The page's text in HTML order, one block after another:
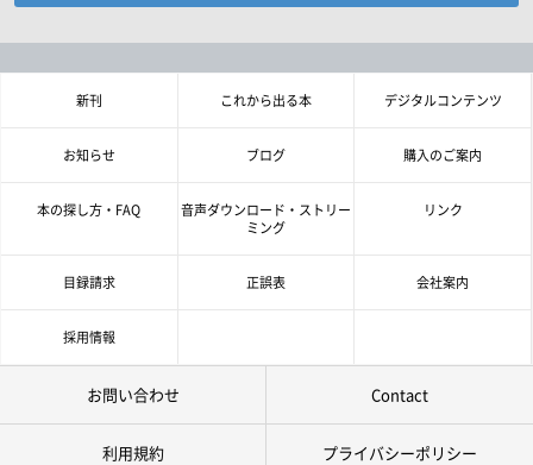
情報を入力、選択後検索ボタンを押してください。
言 語
ジャンル
新刊 これから出る本 デジタルコンテンツ
お知らせ ブログ 購入のご案内
本の探し方・FAQ
音声ダウンロード・ストリー
ミング
リンク
目録請求 正誤表 会社案内
採用情報
お問い合わせ Contact
利用規約 プライバシーポリシー